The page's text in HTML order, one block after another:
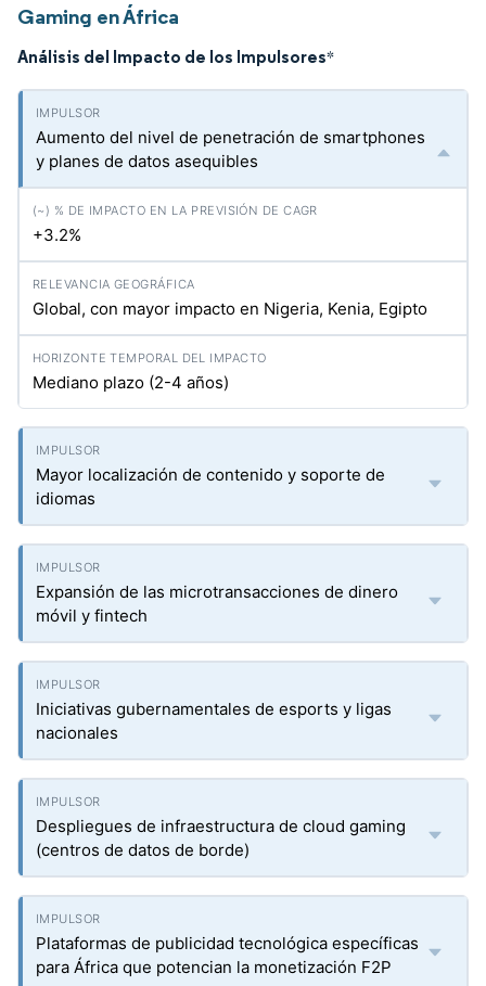
Gaming en África
Análisis del Impacto de los Impulsores*
Aumento del nivel de penetración de smartphones
y planes de datos asequibles
+3.2%
Global, con mayor impacto en Nigeria, Kenia, Egipto
Mediano plazo (2-4 años)
Mayor localización de contenido y soporte de
idiomas
Expansión de las microtransacciones de dinero
móvil y fintech
Iniciativas gubernamentales de esports y ligas
nacionales
Despliegues de infraestructura de cloud gaming
(centros de datos de borde)
Plataformas de publicidad tecnológica específicas
para África que potencian la monetización F2P